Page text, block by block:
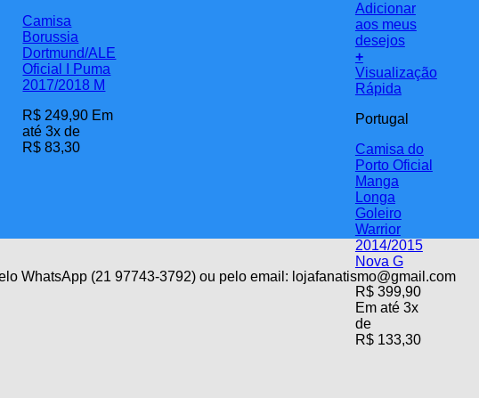
Camisa
Borussia
Dortmund/ALE
Oficial I Puma
2017/2018 M
R$ 249,90 Em
até 3x de
R$ 83,30
Adicionar
aos meus
desejos
+
Visualização
Rápida
Portugal
Camisa do
Porto Oficial
Manga
Longa
Goleiro
Warrior
2014/2015
Nova G
R$399,90
Em até 3x
de
R$133,30
WhatsApp (21 97743-3792) ou pelo email: lojafanatismo@gmail.com